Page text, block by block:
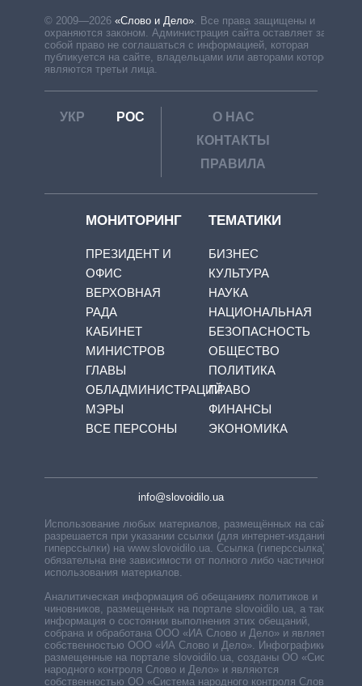
© 2009—2026 «Слово и Дело». Все права защищены и
охраняются законом. Администрация сайта оставляет за
собой право не соглашаться с информацией, которая
публикуется на сайте, владельцами или авторами которой
являются третьи лица.
УКР РОС
О НАС
КОНТАКТЫ
ПРАВИЛА
МОНИТОРИНГ
ПРЕЗИДЕНТ И
ОФИС
ВЕРХОВНАЯ
РАДА
КАБИНЕТ
МИНИСТРОВ
ГЛАВЫ
ОБЛАДМИНИСТРАЦИЙ
МЭРЫ
ВСЕ ПЕРСОНЫ
ТЕМАТИКИ
БИЗНЕС
КУЛЬТУРА
НАУКА
НАЦИОНАЛЬНАЯ
БЕЗОПАСНОСТЬ
ОБЩЕСТВО
ПОЛИТИКА
ПРАВО
ФИНАНСЫ
ЭКОНОМИКА
info@slovoidilo.ua
Использование любых материалов, размещённых на сайте,
разрешается при указании ссылки (для интернет-изданий —
гиперссылки) на www.slovoidilo.ua. Ссылка (гиперссылка)
обязательна вне зависимости от полного либо частичного
использования материалов.
Аналитическая информация об обещаниях политиков и
чиновников, размещенных на портале slovoidilo.ua, а также
информация о состоянии выполнения этих обещаний,
собрана и обработана ООО «ИА Слово и Дело» и является
собственностью ООО «ИА Слово и Дело». Инфографики,
размещенные на портале slovoidilo.ua, созданы ОО «Система
народного контроля Слово и Дело» и являются
собственностью ОО «Система народного контроля Слово и